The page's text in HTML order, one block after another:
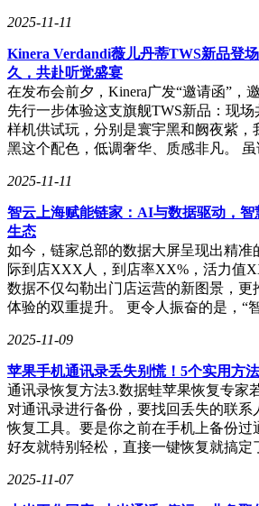
2025-11-11
Kinera Verdandi薇儿丹蒂TWS新品登
久，共赴听觉盛宴
在发布会前夕，Kinera广发“邀请函”，
先行一步体验这支旗舰TWS新品：现
样机供试玩，分别是寰宇黑和阙夜紫，
黑这个配色，低调奢华、质感非凡。
2025-11-11
智云上海赋能链家：AI与数据驱动，
生态
如今，链家总部的数据大屏呈现出精准
际到店XXX人，到店率XX%，活力
数据不仅勾勒出门店运营的新图景，更
体验的双重提升。 更令人振奋的是，“
2025-11-09
苹果手机通讯录丢失别慌！5个实用方
通讯录恢复方法3.数据蛙苹果恢复专家
对通讯录进行备份，要找回丢失的联系
恢复工具。要是你之前在手机上备份过
好友就特别轻松，直接一键恢复就搞
2025-11-07